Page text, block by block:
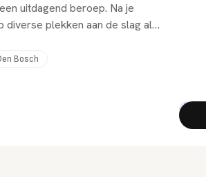
uitdagend beroep. Na je
diverse plekken aan de slag als
Bosch